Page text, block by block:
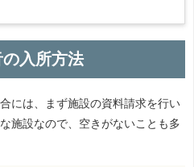
入所方法
には、まず施設の資料請求を行い
施設なので、空きがないことも多